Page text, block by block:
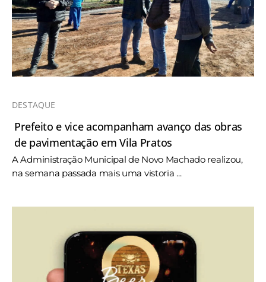
DESTAQUE
Prefeito e vice acompanham avanço das obras
de pavimentação em Vila Pratos
A Administração Municipal de Novo Machado realizou,
na semana passada mais uma vistoria ...